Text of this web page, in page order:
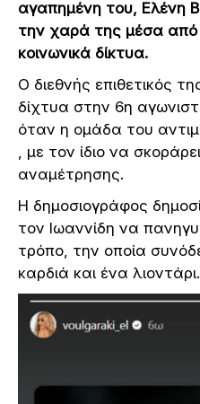
αγαπημένη του, Ελένη
την χαρά της μέσα
κοινωνικά δίκτυα.
Ο διεθνής επιθετικός
δίχτυα στην 6η
όταν η ομάδα του
, με τον ίδιο να
αναμέτρησης.
Η δημοσιογράφος
τον Ιωαννίδη να
τρόπο, την οποία
καρδιά και ένα λιοντάρι.